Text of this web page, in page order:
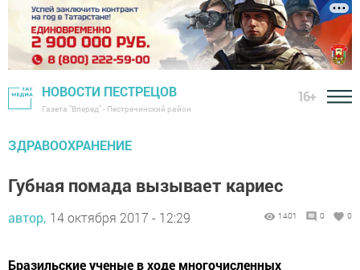
НОВОСТИ ПЕСТРЕЦОВ
Газета "Вперед" - Пестречинский район
16+
ЗДРАВООХРАНЕНИЕ
Губная помада вызывает кариес
автор, 14 октября 2017 - 12:29 1401 0 0
Бразильские ученые в ходе многочисленных